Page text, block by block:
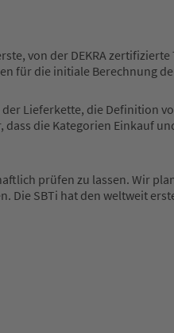
von der DEKRA
für die initiale Berechnung
Lieferkette, die Definition
die Kategorien Einkauf
prüfen zu lassen. Wir
SBTi hat den weltweit